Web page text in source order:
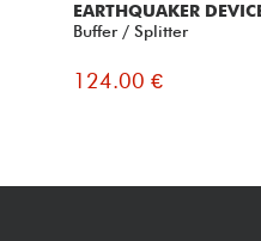
EARTHQUAKER
Buffer / Splitter
124.00 €